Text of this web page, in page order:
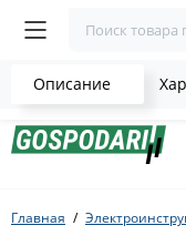
Главная
Описание